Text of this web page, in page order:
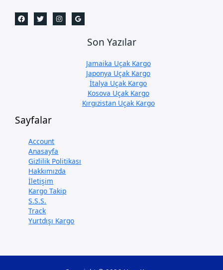
Son Yazılar
Jamaika Uçak Kargo
Japonya Uçak Kargo
İtalya Uçak Kargo
Kosova Uçak Kargo
Kırgızistan Uçak Kargo
Sayfalar
Account
Anasayfa
Gizlilik Politikası
Hakkımızda
İletişim
Kargo Takip
S.S.S.
Track
Yurtdışı Kargo